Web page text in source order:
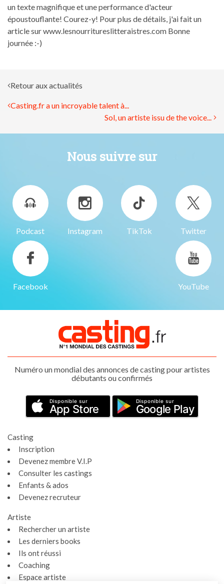
un texte magnifique et une performance d'acteur
époustouflante! Courez-y! Pour plus de détails, j'ai fait un
article sur www.lesnourritureslitteraistres.com Bonne
journée :-)
Retour aux actualités
Casting.fr a un incroyable talent à...
Sol, un artiste issu de the voice...
Nous suivre sur
Podcast Instagram TikTok Twitter
Facebook YouTube
Numéro un mondial des annonces de casting pour artistes
débutants ou confirmés
Disponible sur
App Store
Disponible sur
Google Play
Casting
Inscription
Devenez membre V.I.P
Consulter les castings
Enfants & ados
Devenez recruteur
Artiste
Rechercher un artiste
Les derniers books
Ils ont réussi
Coaching
Espace artiste